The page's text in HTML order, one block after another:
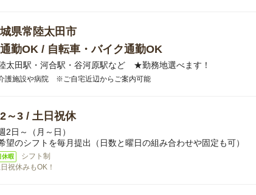
県常陸太田市
勤OK / 自転車・バイク通勤OK
太田駅・河合駅・谷河原駅など ★勤務地選べます！
護施設や病院 ※ご自宅近辺からご案内可能
～3 / 土日祝休
2日～（月～日）
望のシフトを毎月提出（日数と曜日の組み合わせや固定も可）
休暇
シフト制
祝休みもOK！